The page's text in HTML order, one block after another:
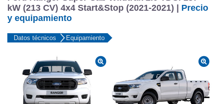
Ford Ranger Super Cab Wildtrak 2.0 TDCI 157
kW (213 CV) 4x4 Start&Stop (2021-2021) |
y equipamiento